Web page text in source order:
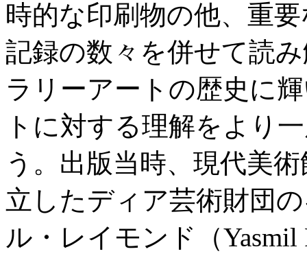
時的な印刷物の他、重
記録の数々を併せて読
ラリーアートの歴史に
トに対する理解をより
う。出版当時、現代美
立したディア芸術財団
ル・レイモンド（